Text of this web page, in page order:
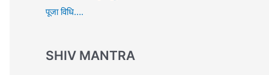
पूजा विधि….
SHIV MANTRA